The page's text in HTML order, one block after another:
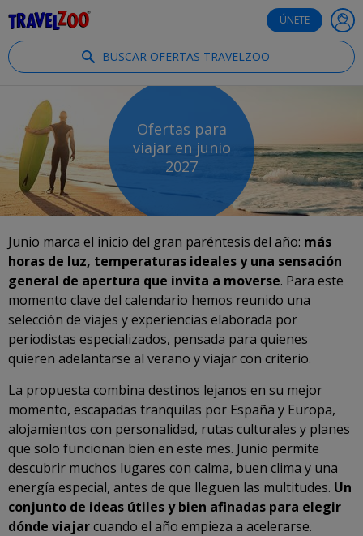
ÚNETE
BUSCAR OFERTAS TRAVELZOO
Ofertas para
viajar en junio
2027
Junio marca el inicio del gran paréntesis del año: más
horas de luz, temperaturas ideales y una sensación
general de apertura que invita a moverse. Para este
momento clave del calendario hemos reunido una
selección de viajes y experiencias elaborada por
periodistas especializados, pensada para quienes
quieren adelantarse al verano y viajar con criterio.
La propuesta combina destinos lejanos en su mejor
momento, escapadas tranquilas por España y Europa,
alojamientos con personalidad, rutas culturales y planes
que solo funcionan bien en este mes. Junio permite
descubrir muchos lugares con calma, buen clima y una
energía especial, antes de que lleguen las multitudes. Un
conjunto de ideas útiles y bien afinadas para elegir
dónde viajarcuando el año empieza a acelerarse.